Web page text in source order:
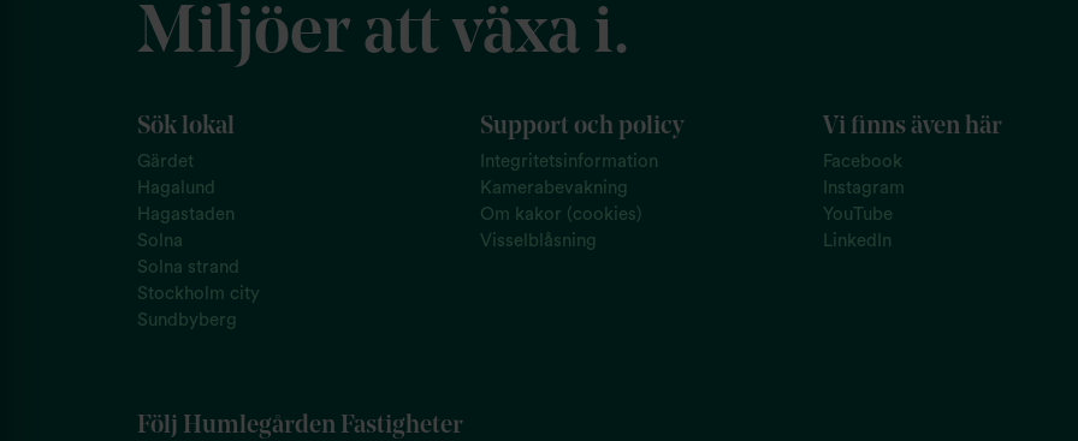
Miljöer att växa i.
Sök lokal
Gärdet
Hagalund
Hagastaden
Solna
Solna strand
Stockholm city
Sundbyberg
Support och policy
Integritetsinformation
Kamerabevakning
Om kakor (cookies)
Visselblåsning
Vi finns även här
Facebook
Instagram
YouTube
LinkedIn
Följ Humlegården Fastigheter